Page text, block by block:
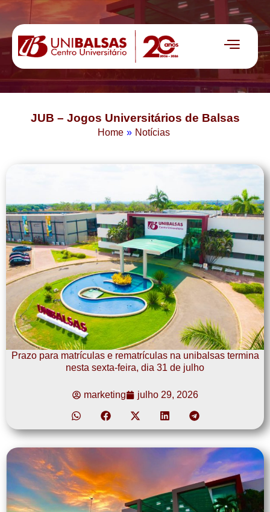
JUB – Jogos Universitários de Balsas
Home » Notícias
Prazo para matrículas e rematrículas na unibalsas termina
nesta sexta-feira, dia 31 de julho
marketing julho 29, 2026